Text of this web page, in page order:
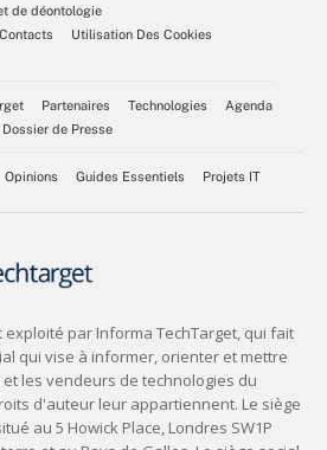
de déontologie
Contacts
Utilisation Des Cookies
Partenaires Technologies
Agenda
Dossier de Presse
Opinions Guides Essentiels Projets IT